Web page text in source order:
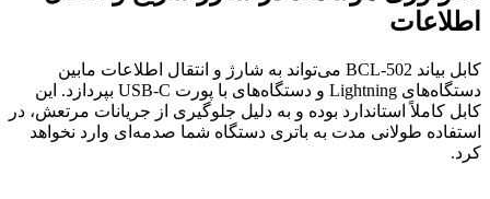
اطلاعات
کابل بیاند BCL-502 می‌تواند به شارژ و انتقال اطلاعات مابین
دستگاه‌های Lightning و دستگاه‌های با پورت USB-C بپردازد. این
کابل کاملاً استاندارد بوده و به دلیل جلوگیری از جریانات مرتعش، در
استفاده طولانی مدت به باتری دستگاه شما صدمه‌ای وارد نخواهد
کرد.